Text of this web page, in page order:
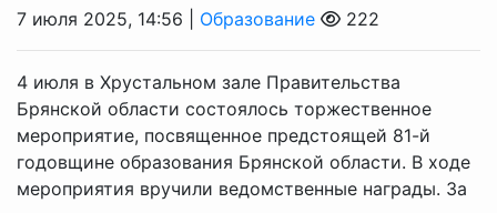
7 июля 2025, 14:56 | Образование 222
4 июля в Хрустальном зале Правительства
Брянской области состоялось торжественное
мероприятие, посвященное предстоящей 81-й
годовщине образования Брянской области. В ходе
мероприятия вручили ведомственные награды. За